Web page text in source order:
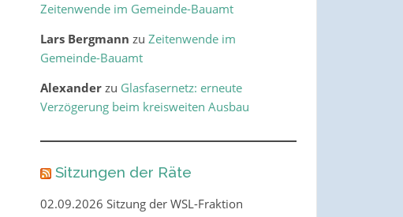
Zeitenwende im Gemeinde-Bauamt
Lars Bergmann zu Zeitenwende im
Gemeinde-Bauamt
Alexanderzu Glasfasernetz: erneute
Verzögerung beim kreisweiten Ausbau
Sitzungen der Räte
02.09.2026 Sitzung der WSL-Fraktion